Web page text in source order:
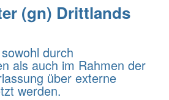
(gn) Drittlands
durch
als auch im Rahmen der
über externe
werden.